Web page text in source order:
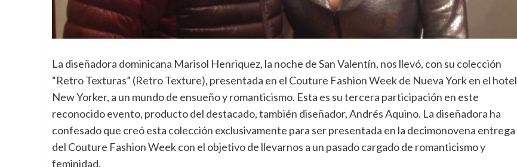
La diseñadora dominicana Marisol Henriquez, la noche de San Valentín, nos llevó, con su colección
“Retro Texturas” (Retro Texture), presentada en el Couture Fashion Week de Nueva York en el hotel
New Yorker, a un mundo de ensueño y romanticismo. Esta es su tercera participación en este
reconocido evento, producto del destacado, también diseñador, Andrés Aquino. La diseñadora ha
confesado que creó esta colección exclusivamente para ser presentada en la decimonovena entrega
del Couture Fashion Week con el objetivo de llevarnos a un pasado cargado de romanticismo y
feminidad.